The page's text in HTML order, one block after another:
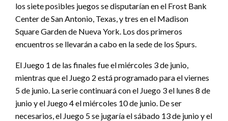
los siete posibles juegos se disputarían en el Frost Bank
Center de San Antonio, Texas, y tres en el Madison
Square Garden de Nueva York. Los dos primeros
encuentros se llevarán a cabo en la sede de los Spurs.
El Juego 1 de las finales fue el miércoles 3 de junio,
mientras que el Juego 2 está programado para el viernes
5 de junio. La serie continuará con el Juego 3 el lunes 8 de
junio y el Juego 4 el miércoles 10 de junio. De ser
necesarios, el Juego 5 se jugaría el sábado 13 de junio y el